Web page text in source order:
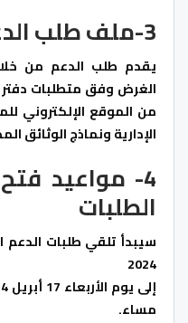
3-ملف طلب الدعم
يقدم طلب الدعم من
الغرض وفق متطلبات دفتر
من الموقع الإلكتروني
الإدارية ونماذج الوثائق
4- مواعيد
الطلبات
2024
مساء.